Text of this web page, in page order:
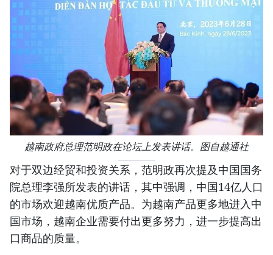
越南政府总理范明政在论坛上发表讲话。图自越通社
对于双边经贸和投资关系，范明政再次提及中国国务
院总理李强所发表的讲话，其中强调，中国14亿人口
的市场欢迎越南优质产品。为越南产品更多地进入中
国市场，越南企业需要付出更多努力，进一步提高出
口商品的质量。